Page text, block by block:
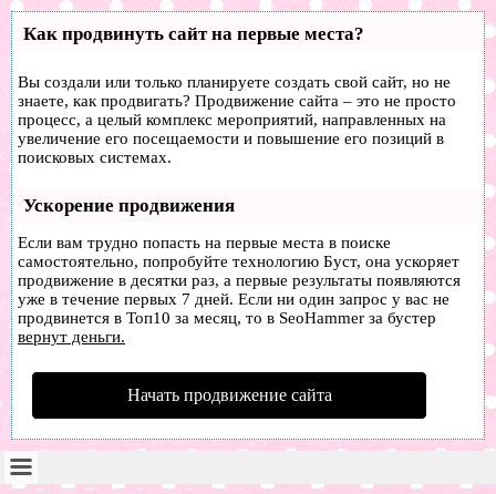
Как продвинуть сайт на первые места?
Вы создали или только планируете создать свой сайт, но не
знаете, как продвигать? Продвижение сайта – это не просто
процесс, а целый комплекс мероприятий, направленных на
увеличение его посещаемости и повышение его позиций в
поисковых системах.
Ускорение продвижения
Если вам трудно попасть на первые места в поиске
самостоятельно, попробуйте технологию Буст, она ускоряет
продвижение в десятки раз, а первые результаты появляются
уже в течение первых 7 дней. Если ни один запрос у вас не
продвинется в Топ10 за месяц, то в SeoHammer за бустер
вернут деньги.
Начать продвижение сайта